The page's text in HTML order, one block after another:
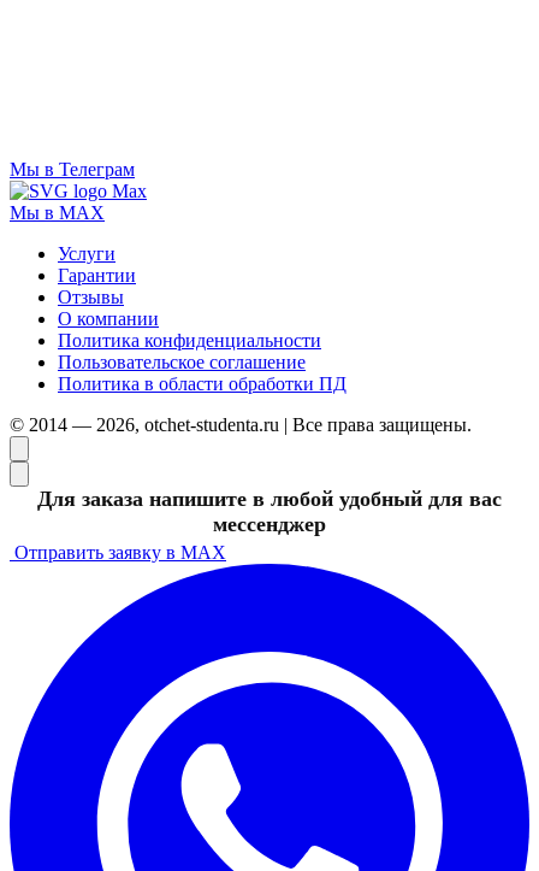
Мы в Телеграм
Мы в MAX
Услуги
Гарантии
Отзывы
О компании
Политика конфиденциальности
Пользовательское соглашение
Политика в области обработки ПД
© 2014 — 2026, otchet-studenta.ru | Все права защищены.
Для заказа напишите в любой удобный для вас
мессенджер
Отправить заявку в MAX